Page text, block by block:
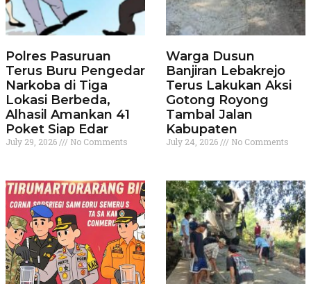
Polres Pasuruan
Terus Buru Pengedar
Narkoba di Tiga
Lokasi Berbeda,
Alhasil Amankan 41
Poket Siap Edar
July 29, 2026 No Comments
Warga Dusun
Banjiran Lebakrejo
Terus Lakukan Aksi
Gotong Royong
Tambal Jalan
Kabupaten
July 24, 2026 No Comments